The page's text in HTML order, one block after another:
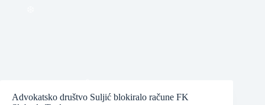
Advokatsko društvo Suljić blokiralo račune FK